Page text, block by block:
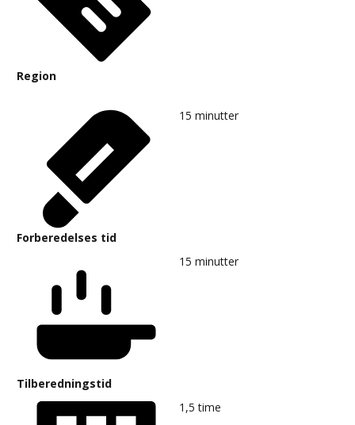
Region
Forberedelses tid
15 minutter
Tilberedningstid
15 minutter
1,5 time